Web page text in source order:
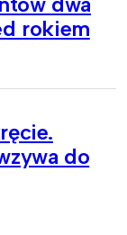
rokiem
do